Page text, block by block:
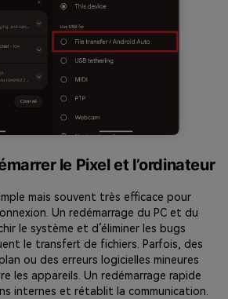
le Pixel et l’ordinateur
mais souvent très efficace pour
Un redémarrage du PC et du
le système et d’éliminer les bugs
le transfert de fichiers. Parfois, des
ou des erreurs logicielles mineures
les appareils. Un redémarrage rapide
internes et rétablit la communication.